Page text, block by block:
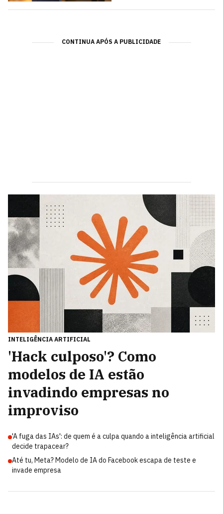
CONTINUA APÓS A PUBLICIDADE
INTELIGÊNCIA ARTIFICIAL
'Hack culposo'? Como
modelos de IA estão
invadindo empresas no
improviso
'A fuga das IAs': de quem é a culpa quando a inteligência artificial
decide trapacear?
Até tu, Meta? Modelo de IA do Facebook escapa de teste e
invade empresa